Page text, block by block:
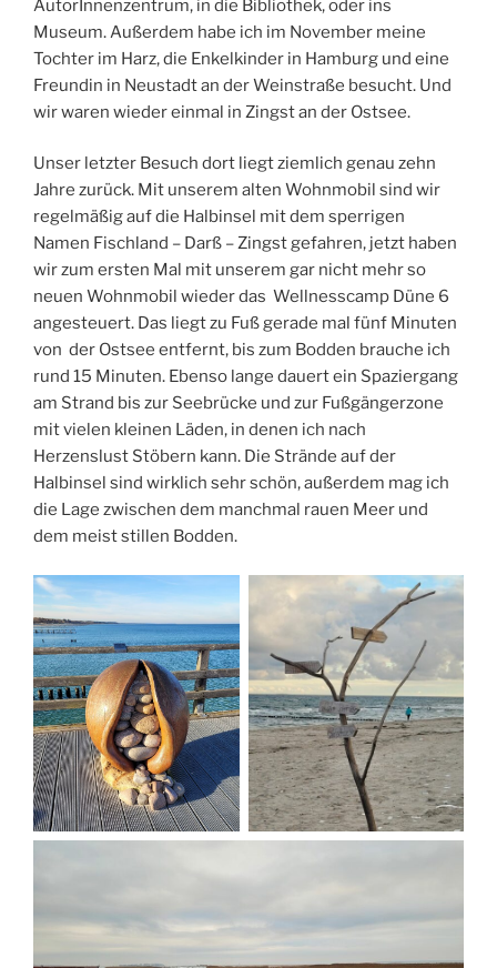
AutorInnenzentrum, in die Bibliothek, oder ins
Museum. Außerdem habe ich im November meine
Tochter im Harz, die Enkelkinder in Hamburg und eine
Freundin in Neustadt an der Weinstraße besucht. Und
wir waren wieder einmal in Zingst an der Ostsee.
Unser letzter Besuch dort liegt ziemlich genau zehn
Jahre zurück. Mit unserem alten Wohnmobil sind wir
regelmäßig auf die Halbinsel mit dem sperrigen
Namen Fischland – Darß – Zingst gefahren, jetzt haben
wir zum ersten Mal mit unserem gar nicht mehr so
neuen Wohnmobil wieder das Wellnesscamp Düne 6
angesteuert. Das liegt zu Fuß gerade mal fünf Minuten
von der Ostsee entfernt, bis zum Bodden brauche ich
rund 15 Minuten. Ebenso lange dauert ein Spaziergang
am Strand bis zur Seebrücke und zur Fußgängerzone
mit vielen kleinen Läden, in denen ich nach
Herzenslust Stöbern kann. Die Strände auf der
Halbinsel sind wirklich sehr schön, außerdem mag ich
die Lage zwischen dem manchmal rauen Meer und
dem meist stillen Bodden.